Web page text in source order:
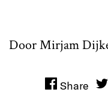
Door Mirjam
Share